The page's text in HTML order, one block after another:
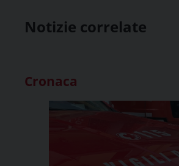
Notizie correlate
Cronaca